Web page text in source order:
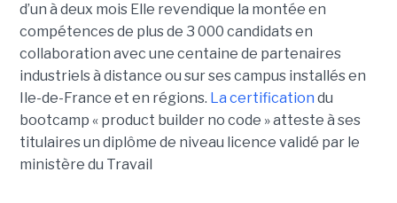
d’un à deux mois Elle revendique la montée en
compétences de plus de 3 000 candidats en
collaboration avec une centaine de partenaires
industriels à distance ou sur ses campus installés en
Ile-de-France et en régions. La certification du
bootcamp « product builder no code » atteste à ses
titulaires un diplôme de niveau licence validé par le
ministère du Travail